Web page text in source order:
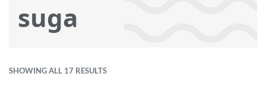
suga
SHOWING ALL 17 RESULTS